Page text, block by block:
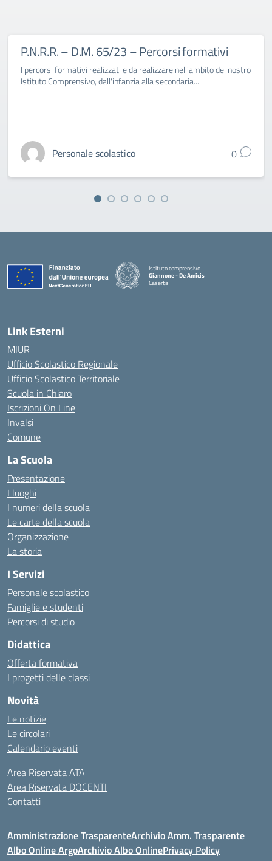
P.N.R.R. – D.M. 65/23 – Percorsi formativi
I percorsi formativi realizzati e da realizzare nell'ambito del nostro
Istituto Comprensivo, dall'infanzia alla secondaria...
Personale scolastico 0
Istituto comprensivo
Giannone - De Amicis
Caserta
Link Esterni
MIUR
Ufficio Scolastico Regionale
Ufficio Scolastico Territoriale
Scuola in Chiaro
Iscrizioni On Line
Invalsi
Comune
La Scuola
Presentazione
I luoghi
I numeri della scuola
Le carte della scuola
Organizzazione
La storia
I Servizi
Personale scolastico
Famiglie e studenti
Percorsi di studio
Didattica
Offerta formativa
I progetti delle classi
Novità
Le notizie
Le circolari
Calendario eventi
Area Riservata ATA
Area Riservata DOCENTI
Contatti
Amministrazione TrasparenteArchivio Amm. Trasparente
Albo Online ArgoArchivio Albo OnlinePrivacy Policy